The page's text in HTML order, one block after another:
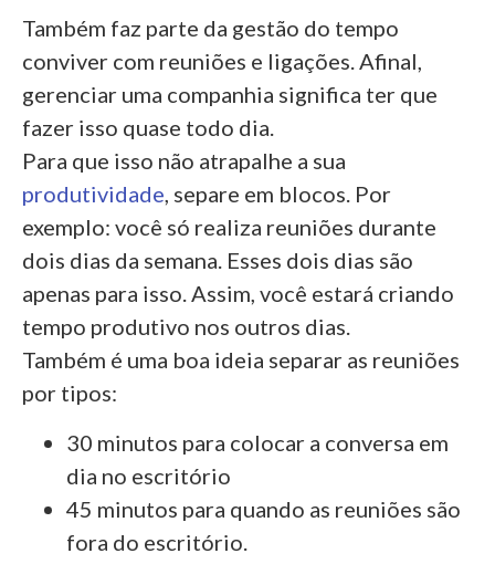
Também faz parte da gestão do tempo
conviver com reuniões e ligações. Afinal,
gerenciar uma companhia significa ter que
fazer isso quase todo dia.
Para que isso não atrapalhe a sua
produtividade, separe em blocos. Por
exemplo: você só realiza reuniões durante
dois dias da semana. Esses dois dias são
apenas para isso. Assim, você estará criando
tempo produtivo nos outros dias.
Também é uma boa ideia separar as reuniões
por tipos:
30 minutos para colocar a conversa em
dia no escritório
45 minutos para quando as reuniões são
fora do escritório.